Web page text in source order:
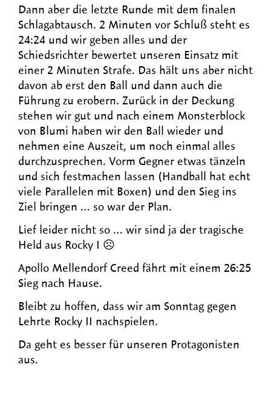
Dann aber die letzte Runde mit dem finalen
Schlagabtausch. 2 Minuten vor Schluß steht es
24:24 und wir geben alles und der
Schiedsrichter bewertet unseren Einsatz mit
einer 2 Minuten Strafe. Das hält uns aber nicht
davon ab erst den Ball und dann auch die
Führung zu erobern. Zurück in der Deckung
stehen wir gut und nach einem Monsterblock
von Blumi haben wir den Ball wieder und
nehmen eine Auszeit, um noch einmal alles
durchzusprechen. Vorm Gegner etwas tänzeln
und sich festmachen lassen (Handball hat echt
viele Parallelen mit Boxen) und den Sieg ins
Ziel bringen … so war der Plan.
Lief leider nicht so … wir sind ja der tragische
Held aus Rocky I ☹
Apollo Mellendorf Creed fährt mit einem 26:25
Sieg nach Hause.
Bleibt zu hoffen, dass wir am Sonntag gegen
Lehrte Rocky II nachspielen.
Da geht es besser für unseren Protagonisten
aus.